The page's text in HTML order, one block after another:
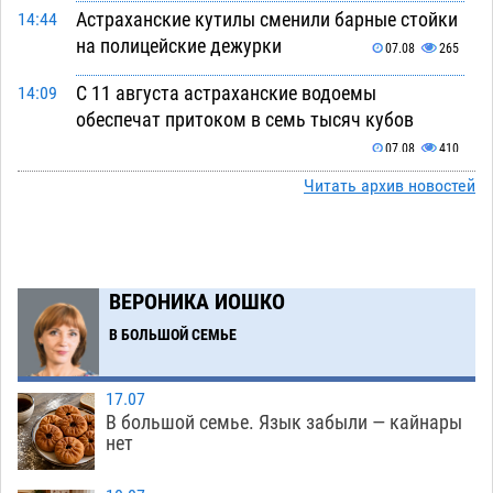
14:44
Астраханские кутилы сменили барные стойки
на полицейские дежурки
07.08 265
14:09
С 11 августа астраханские водоемы
обеспечат притоком в семь тысяч кубов
07.08 410
Астраханский аэропорт попробует отбиться
помойку
11:58
В Астрахани подросток угнал мотоцикл и
похитил чужие мобильник с банковскими
картами
11:20
Астраханцев ждут на парковом газоне с
призами и эрмитажными котами
Читать архив новостей
ВЕРОНИКА ИОШКО
В БОЛЬШОЙ СЕМЬЕ
17.07
В большой семье. Язык забыли — кайнары
нет